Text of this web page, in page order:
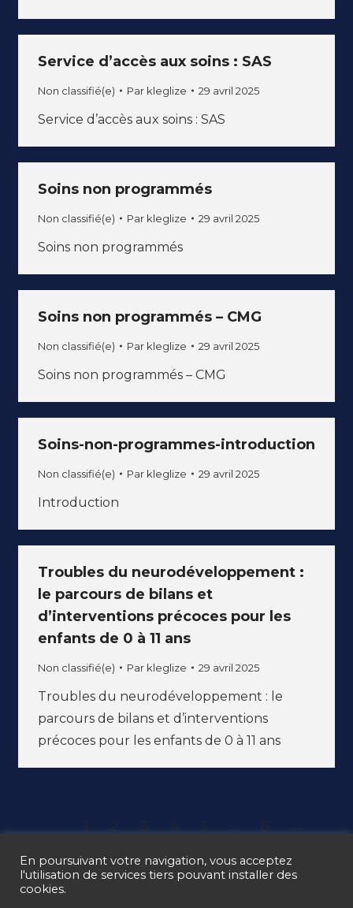
Service d’accès aux soins : SAS
Non classifié(e) Par kleglize 29 avril 2025
Service d’accès aux soins : SAS
Soins non programmés
Non classifié(e) Par kleglize 29 avril 2025
Soins non programmés
Soins non programmés – CMG
Non classifié(e) Par kleglize 29 avril 2025
Soins non programmés – CMG
Soins-non-programmes-introduction
Non classifié(e) Par kleglize 29 avril 2025
Introduction
Troubles du neurodéveloppement :
le parcours de bilans et
d’interventions précoces pour les
enfants de 0 à 11 ans
Non classifié(e) Par kleglize 29 avril 2025
Troubles du neurodéveloppement : le
parcours de bilans et d’interventions
précoces pour les enfants de 0 à 11 ans
1 2 3 4 5 … 8 →
En poursuivant votre navigation, vous acceptez
l'utilisation de services tiers pouvant installer des
cookies.